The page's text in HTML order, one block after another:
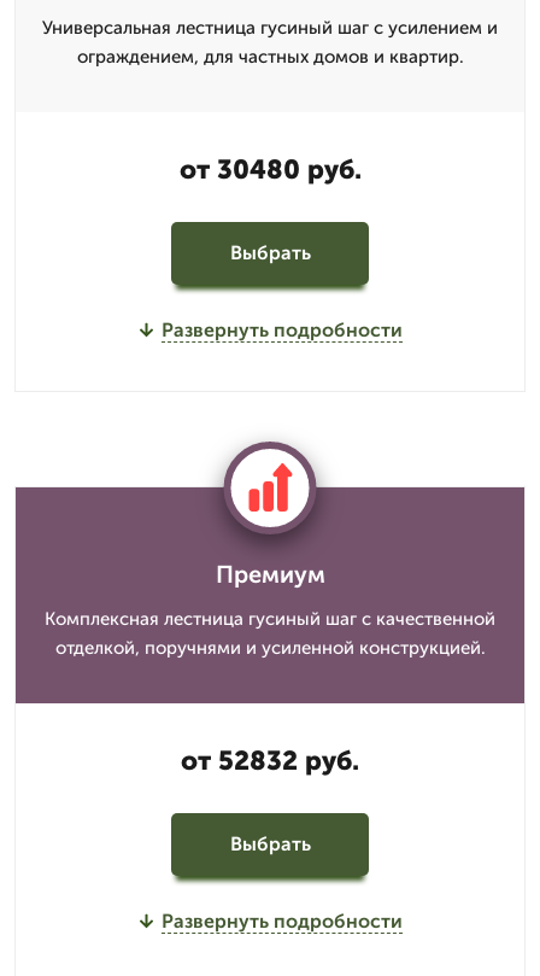
Универсальная лестница гусиный шаг с усилением и
ограждением, для частных домов и квартир.
от 30480 руб.
Выбрать
Развернуть подробности
Премиум
Комплексная лестница гусиный шаг с качественной
отделкой, поручнями и усиленной конструкцией.
от 52832 руб.
Выбрать
Развернуть подробности